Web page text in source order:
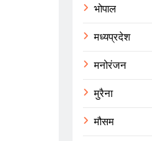
भोपाल
मध्यप्रदेश
मनोरंजन
मुरैना
मौसम